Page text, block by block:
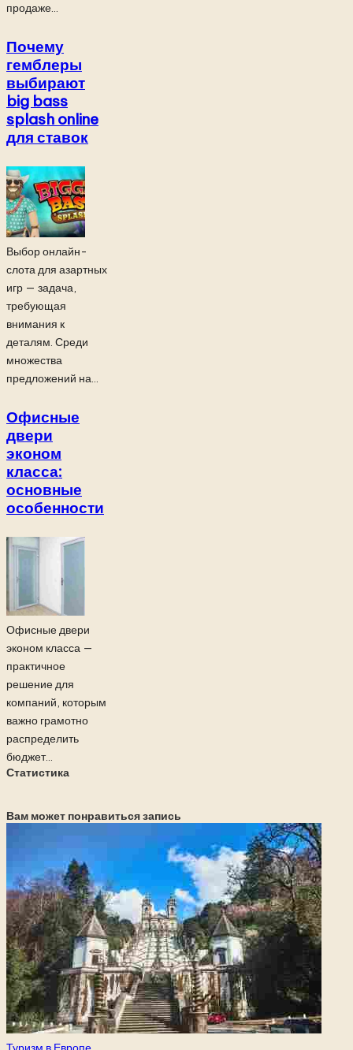
продаже...
Почему
гемблеры
выбирают
big bass
splash online
для ставок
Выбор онлайн-
слота для азартных
игр — задача,
требующая
внимания к
деталям. Среди
множества
предложений на...
Офисные
двери
эконом
класса:
основные
особенности
Офисные двери
эконом класса —
практичное
решение для
компаний, которым
важно грамотно
распределить
бюджет...
Статистика
Вам может понравиться запись
Опубликовано